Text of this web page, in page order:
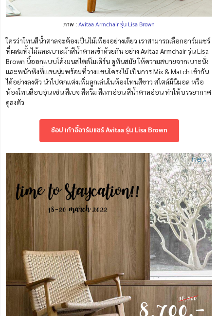
ภาพ :Avitaa Armchair รุ่น Lisa Brown
ใครว่าโทนสีน้ำตาลจะต้องเป็นไม้เพียงอย่างเดียว เราสามารถเลือกอาร์มแชร์
ที่ผสมทั้งไม้และเบาะผ้าสีน้ำตาลเข้าด้วยกัน อย่าง Avitaa Armchair รุ่น Lisa
Brown นี้ออกแบบโค้งมนสไตล์โมเดิร์น ดูทันสมัย ให้ความสบายจากเบาะนั่ง
และพนักพิงที่แสนนุ่มพร้อมที่วางแขนโครงไม้ เป็นการ Mix & Match เข้ากัน
ได้อย่างลงตัว นำไปตกแต่งเพิ่มลูกเล่นในห้องโทนสีขาว สไตล์มินิมอล หรือ
ห้องโทนสีอบอุ่น เช่น สีเบจ สีครีม สีเทาอ่อน สีน้ำตาลอ่อน ทำให้บรรยากาศ
ดูลงตัว
ช้อป เก้าอี้อาร์มแชร์ Avitaa รุ่น Lisa Brown